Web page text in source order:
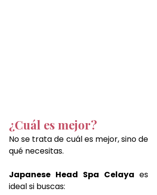
¿Cuál es mejor?
No se trata de cuál es mejor, sino de
qué necesitas.
Japanese Head Spa Celaya es
ideal si buscas: